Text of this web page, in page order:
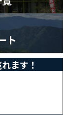
ト
ます！